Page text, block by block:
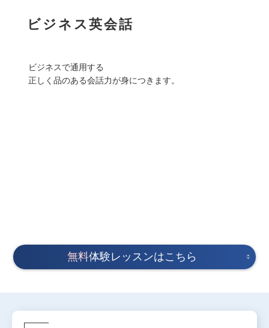
ビジネス英会話
ビジネスで通用する
正しく品のある会話力が身につきます。
無料体験レッスンはこちら